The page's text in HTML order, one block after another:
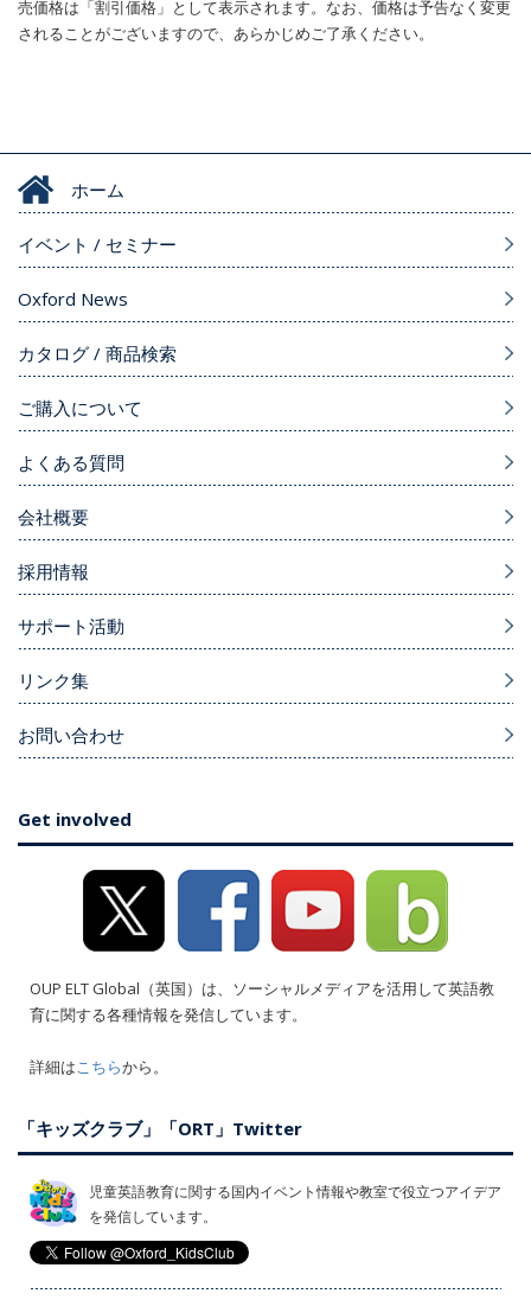
売価格は「割引価格」として表示されます。なお、価格は予告なく変更
されることがございますので、あらかじめご了承ください。
ホーム
イベント / セミナー
Oxford News
カタログ / 商品検索
ご購入について
よくある質問
会社概要
採用情報
サポート活動
リンク集
お問い合わせ
Get involved
OUP ELT Global（英国）は、ソーシャルメディアを活用して英語教
育に関する各種情報を発信しています。
詳細はこちらから。
「キッズクラブ」「ORT」Twitter
児童英語教育に関する国内イベント情報や教室で役立つアイデア
を発信しています。